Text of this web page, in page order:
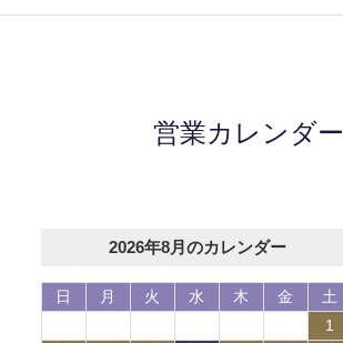
営業カレンダー
2026年8月のカレンダー
日 月 火 水 木 金
土
1